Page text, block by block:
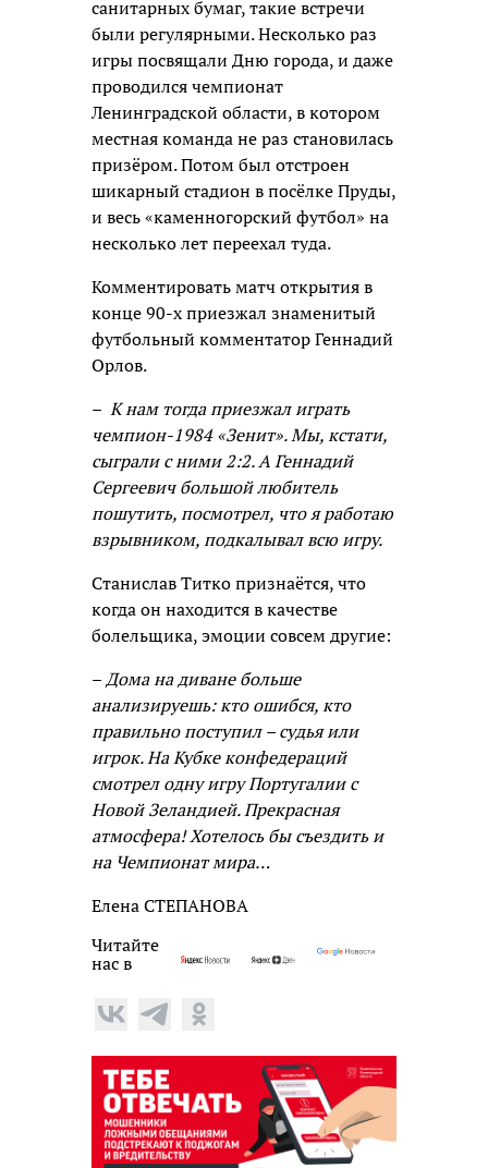
санитарных бумаг, такие встречи
были регулярными. Несколько раз
игры посвящали Дню города, и даже
проводился чемпионат
Ленинградской области, в котором
местная команда не раз становилась
призёром. Потом был отстроен
шикарный стадион в посёлке Пруды,
и весь «каменногорский футбол» на
несколько лет переехал туда.
Комментировать матч открытия в
конце 90-х приезжал знаменитый
футбольный комментатор Геннадий
Орлов.
– К нам тогда приезжал играть
чемпион-1984 «Зенит». Мы, кстати,
сыграли с ними 2:2. А Геннадий
Сергеевич большой любитель
пошутить, посмотрел, что я работаю
взрывником, подкалывал всю игру.
Станислав Титко признаётся, что
когда он находится в качестве
болельщика, эмоции совсем другие:
–Дома на диване больше
анализируешь: кто ошибся, кто
правильно поступил – судья или
игрок. На Кубке конфедераций
смотрел одну игру Португалии с
Новой Зеландией. Прекрасная
атмосфера! Хотелось бы съездить и
на Чемпионат мира…
Елена СТЕПАНОВА
Читайте
нас в